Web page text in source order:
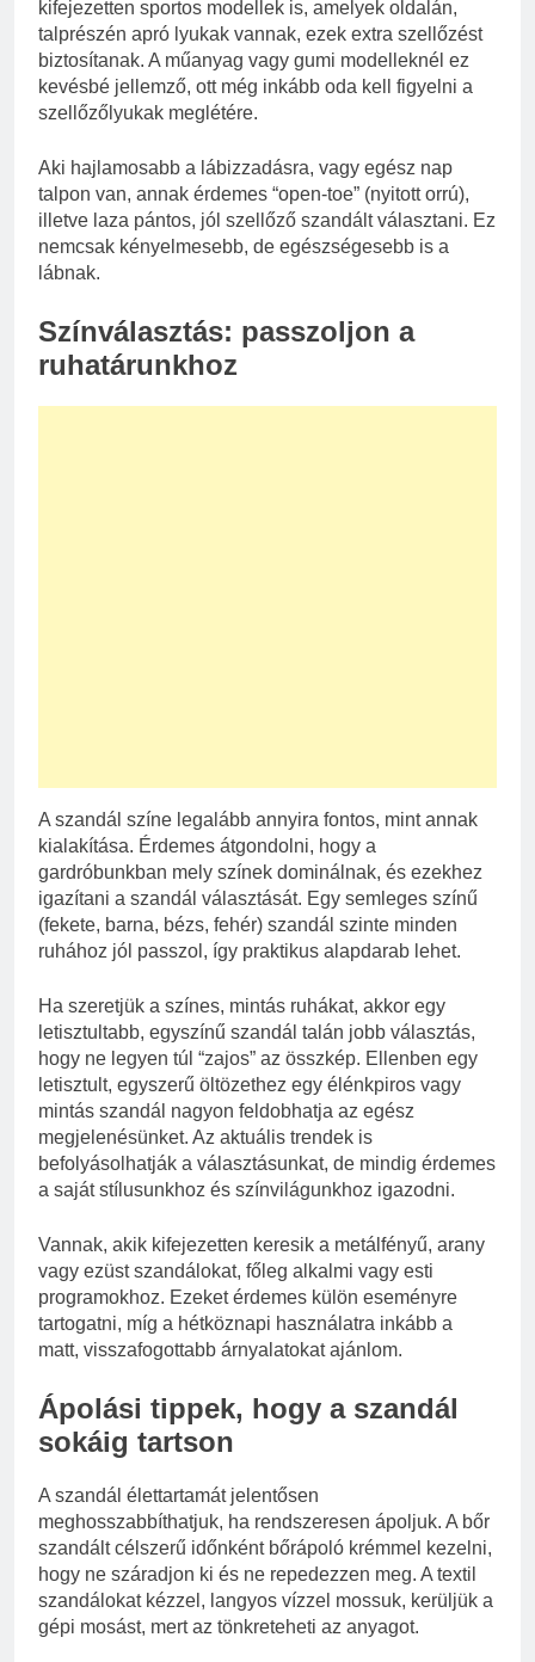
kifejezetten sportos modellek is, amelyek oldalán,
talprészén apró lyukak vannak, ezek extra szellőzést
biztosítanak. A műanyag vagy gumi modelleknél ez
kevésbé jellemző, ott még inkább oda kell figyelni a
szellőzőlyukak meglétére.
Aki hajlamosabb a lábizzadásra, vagy egész nap
talpon van, annak érdemes “open-toe” (nyitott orrú),
illetve laza pántos, jól szellőző szandált választani. Ez
nemcsak kényelmesebb, de egészségesebb is a
lábnak.
Színválasztás: passzoljon a
ruhatárunkhoz
A szandál színe legalább annyira fontos, mint annak
kialakítása. Érdemes átgondolni, hogy a
gardróbunkban mely színek dominálnak, és ezekhez
igazítani a szandál választását. Egy semleges színű
(fekete, barna, bézs, fehér) szandál szinte minden
ruhához jól passzol, így praktikus alapdarab lehet.
Ha szeretjük a színes, mintás ruhákat, akkor egy
letisztultabb, egyszínű szandál talán jobb választás,
hogy ne legyen túl “zajos” az összkép. Ellenben egy
letisztult, egyszerű öltözethez egy élénkpiros vagy
mintás szandál nagyon feldobhatja az egész
megjelenésünket. Az aktuális trendek is
befolyásolhatják a választásunkat, de mindig érdemes
a saját stílusunkhoz és színvilágunkhoz igazodni.
Vannak, akik kifejezetten keresik a metálfényű, arany
vagy ezüst szandálokat, főleg alkalmi vagy esti
programokhoz. Ezeket érdemes külön eseményre
tartogatni, míg a hétköznapi használatra inkább a
matt, visszafogottabb árnyalatokat ajánlom.
Ápolási tippek, hogy a szandál
sokáig tartson
A szandál élettartamát jelentősen
meghosszabbíthatjuk, ha rendszeresen ápoljuk. A bőr
szandált célszerű időnként bőrápoló krémmel kezelni,
hogy ne száradjon ki és ne repedezzen meg. A textil
szandálokat kézzel, langyos vízzel mossuk, kerüljük a
gépi mosást, mert az tönkreteheti az anyagot.